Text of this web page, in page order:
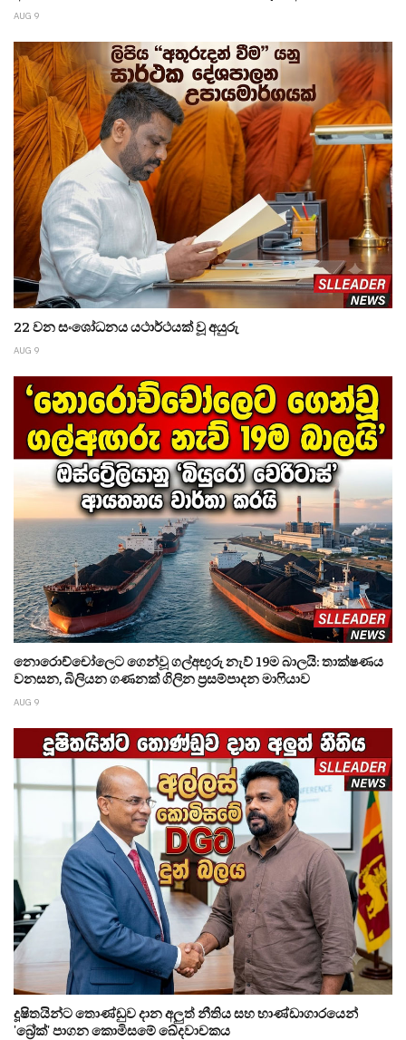
AUG 9
22 වන සංශෝධනය යථාර්ථයක් වූ අයුරු
AUG 9
නොරොච්චෝලෙට ගෙන්වූ ගල්අඟුරු නැව් 19ම බාලයි: තාක්ෂණය
වනසන, බිලියන ගණනක් ගිලින ප්‍රසම්පාදන මාෆියාව
AUG 9
දූෂිතයින්ට තොණ්ඩුව දාන අලුත් නීතිය සහ භාණ්ඩාගාරයෙන්
'බ්‍රේක්' පාගන කොමිසමේ ඛේදවාචකය